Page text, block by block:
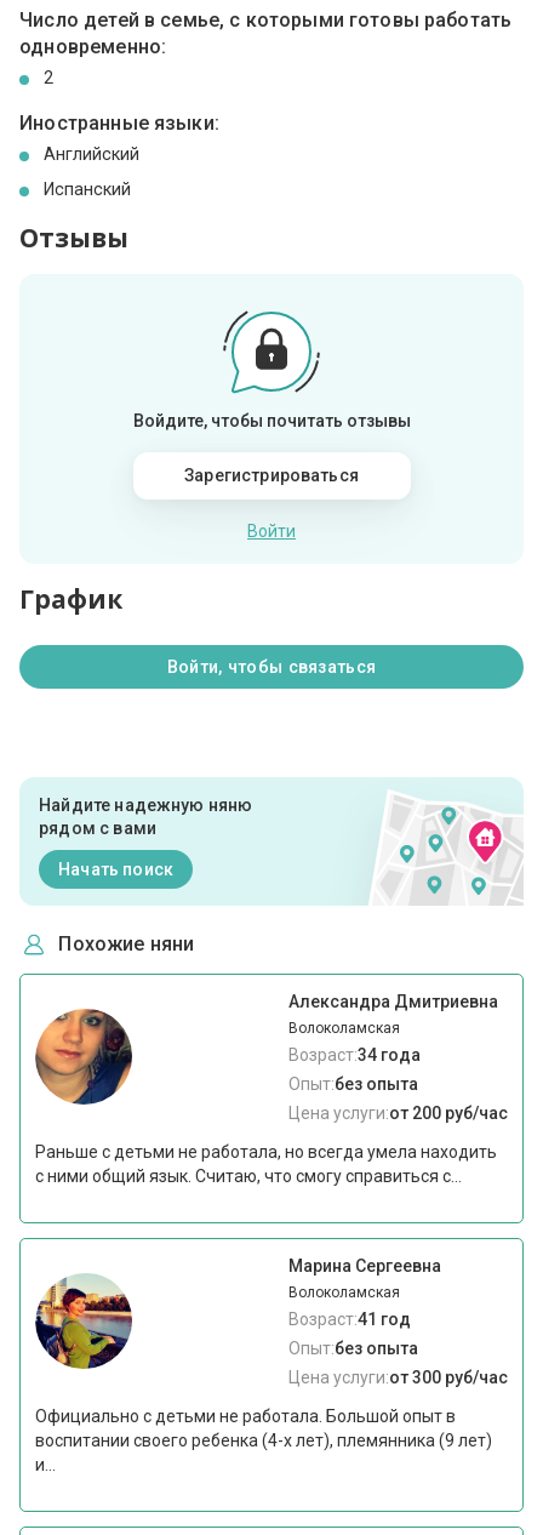
Число детей в семье, с которыми готовы работать
одновременно:
2
Иностранные языки:
Английский
Испанский
Отзывы
Войдите, чтобы почитать отзывы
Зарегистрироваться
Войти
График
Войти, чтобы связаться
Найдите надежную няню
рядом с вами
Начать поиск
Похожие няни
Александра Дмитриевна
Волоколамская
Возраст:34 года
Опыт:без опыта
Цена услуги:от 200 руб/час
Раньше с детьми не работала, но всегда умела находить
с ними общий язык. Считаю, что смогу справиться с...
Марина Сергеевна
Волоколамская
Возраст:41 год
Опыт:без опыта
Цена услуги:от 300 руб/час
Официально с детьми не работала. Большой опыт в
воспитании своего ребенка (4-х лет), племянника (9 лет)
и...